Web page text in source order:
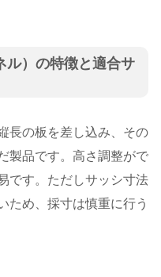
ル）の特徴と適合サ
長の板を差し込み、その
製品です。高さ調整がで
です。ただしサッシ寸法
ため、採寸は慎重に行う